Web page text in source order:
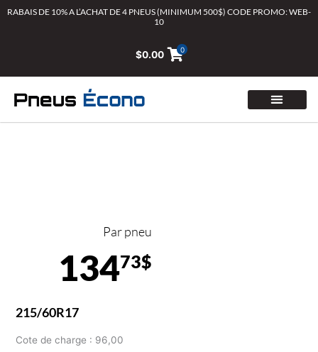
AllerRABAIS DE 10% A L’ACHAT DE 4 PNEUS (MINIMUM 500$) CODE PROMO: WEB-
10
$0.00 0
Par pneu
13473$
215/60R17
Cote de charge : 96,00